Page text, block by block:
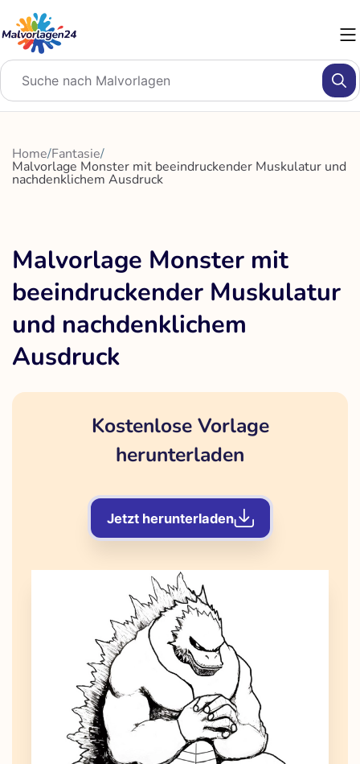
Inhalt
springen
Home/Fantasie/
Malvorlage Monster mit beeindruckender Muskulatur und
nachdenklichem Ausdruck
Malvorlage Monster mit
beeindruckender Muskulatur
und nachdenklichem
Ausdruck
Kostenlose Vorlage
herunterladen
Jetzt herunterladen